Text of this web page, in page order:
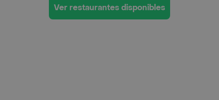
Ver restaurantes disponibles